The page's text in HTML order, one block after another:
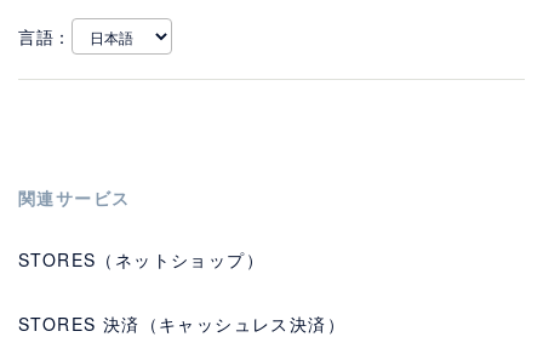
言語：
関連サービス
STORES（ネットショップ）
STORES 決済（キャッシュレス決済）